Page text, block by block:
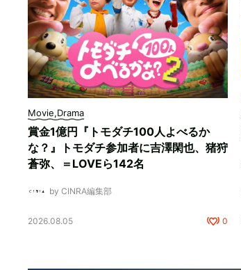
Movie,Drama
賞金1億円『トモダチ100人よべるか
な？』トモダチ参加者に吉澤閑也、猪狩
蒼弥、＝LOVEら142名
by CINRA編集部
2026.08.05 0